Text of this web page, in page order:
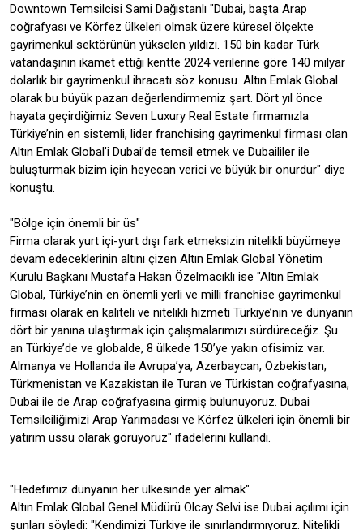
Downtown Temsilcisi Sami Dağıstanlı "Dubai, başta Arap
coğrafyası ve Körfez ülkeleri olmak üzere küresel ölçekte
gayrimenkul sektörünün yükselen yıldızı. 150 bin kadar Türk
vatandaşının ikamet ettiği kentte 2024 verilerine göre 140 milyar
dolarlık bir gayrimenkul ihracatı söz konusu. Altın Emlak Global
olarak bu büyük pazarı değerlendirmemiz şart. Dört yıl önce
hayata geçirdiğimiz Seven Luxury Real Estate firmamızla
Türkiye’nin en sistemli, lider franchising gayrimenkul firması olan
Altın Emlak Global’i Dubai’de temsil etmek ve Dubaililer ile
buluşturmak bizim için heyecan verici ve büyük bir onurdur" diye
konuştu.
"Bölge için önemli bir üs"
Firma olarak yurt içi-yurt dışı fark etmeksizin nitelikli büyümeye
devam edeceklerinin altını çizen Altın Emlak Global Yönetim
Kurulu Başkanı Mustafa Hakan Özelmacıklı ise "Altın Emlak
Global, Türkiye’nin en önemli yerli ve milli franchise gayrimenkul
firması olarak en kaliteli ve nitelikli hizmeti Türkiye’nin ve dünyanın
dört bir yanına ulaştırmak için çalışmalarımızı sürdüreceğiz. Şu
an Türkiye’de ve globalde, 8 ülkede 150’ye yakın ofisimiz var.
Almanya ve Hollanda ile Avrupa’ya, Azerbaycan, Özbekistan,
Türkmenistan ve Kazakistan ile Turan ve Türkistan coğrafyasına,
Dubai ile de Arap coğrafyasına girmiş bulunuyoruz. Dubai
Temsilciliğimizi Arap Yarımadası ve Körfez ülkeleri için önemli bir
yatırım üssü olarak görüyoruz" ifadelerini kullandı.
"Hedefimiz dünyanın her ülkesinde yer almak"
Altın Emlak Global Genel Müdürü Olcay Selvi ise Dubai açılımı için
şunları söyledi: "Kendimizi Türkiye ile sınırlandırmıyoruz. Nitelikli